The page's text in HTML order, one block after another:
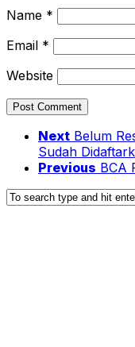
Name *
Email *
Website
Next Belum
Sudah
Previous BCA